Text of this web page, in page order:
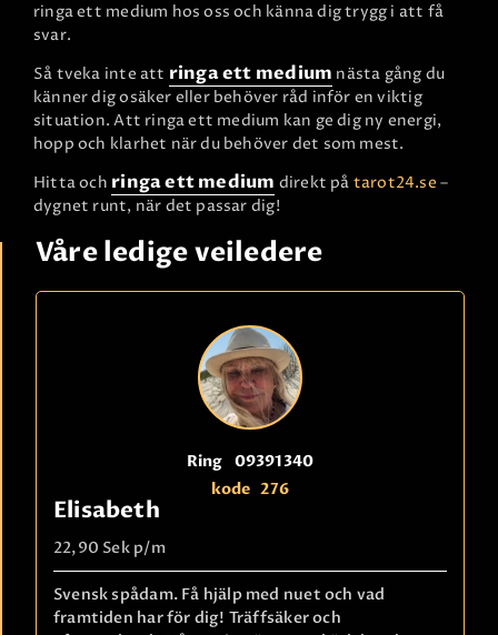
ringa ett medium hos oss och känna dig trygg i att få
svar.
Så tveka inte att ringa ett medium nästa gång du
känner dig osäker eller behöver råd inför en viktig
situation. Att ringa ett medium kan ge dig ny energi,
hopp och klarhet när du behöver det som mest.
Hitta och ringa ett medium direkt på tarot24.se –
dygnet runt, när det passar dig!
Våre ledige veiledere
Ring 09391340
kode 276
Elisabeth
22,90 Sek p/m
Svensk spådam. Få hjälp med nuet och vad
framtiden har för dig! Träffsäker och